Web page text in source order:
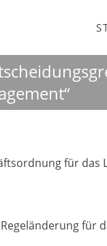
für das
für